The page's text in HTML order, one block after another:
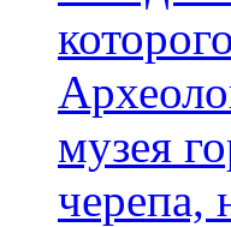
музея
черепа,